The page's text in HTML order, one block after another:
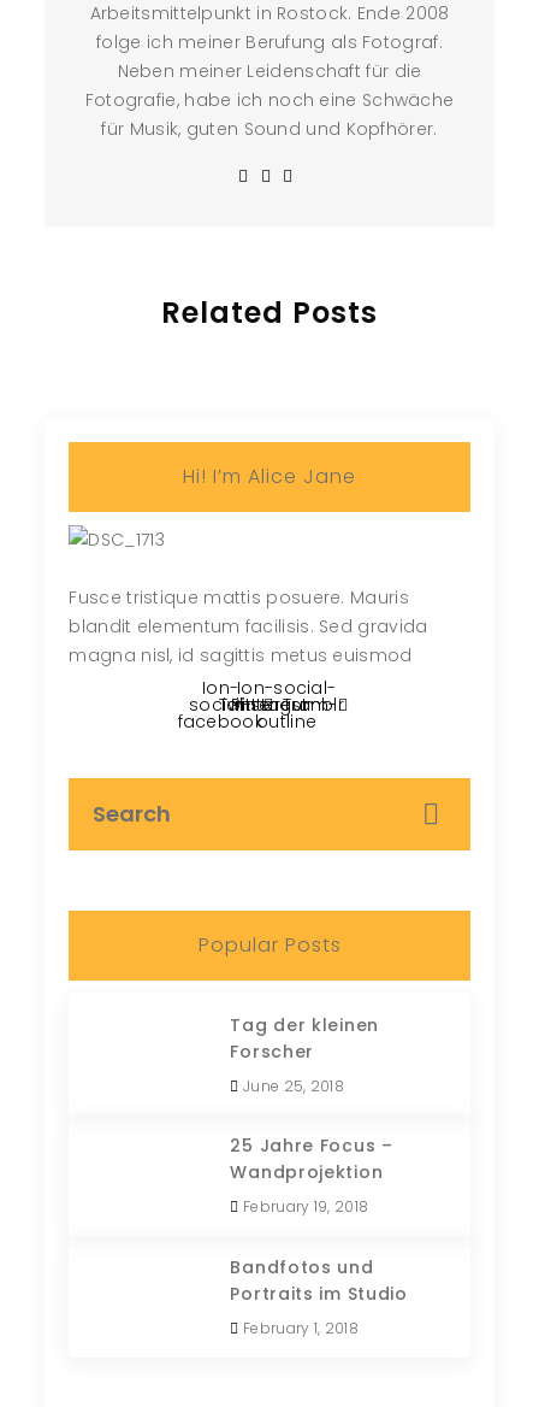
Arbeitsmittelpunkt in Rostock. Ende 2008
folge ich meiner Berufung als Fotograf.
Neben meiner Leidenschaft für die
Fotografie, habe ich noch eine Schwäche
für Musik, guten Sound und Kopfhörer.
Related Posts
Hi! I’m Alice Jane
Fusce tristique mattis posuere. Mauris
blandit elementum facilisis. Sed gravida
magna nisl, id sagittis metus euismod
Ion-
social-
facebook
Twitter
Pinterest
Ion-social-
instagram-
outline
Tumblr
Popular Posts
Tag der kleinen
Forscher
June 25, 2018
25 Jahre Focus –
Wandprojektion
February 19, 2018
Bandfotos und
Portraits im Studio
February 1, 2018